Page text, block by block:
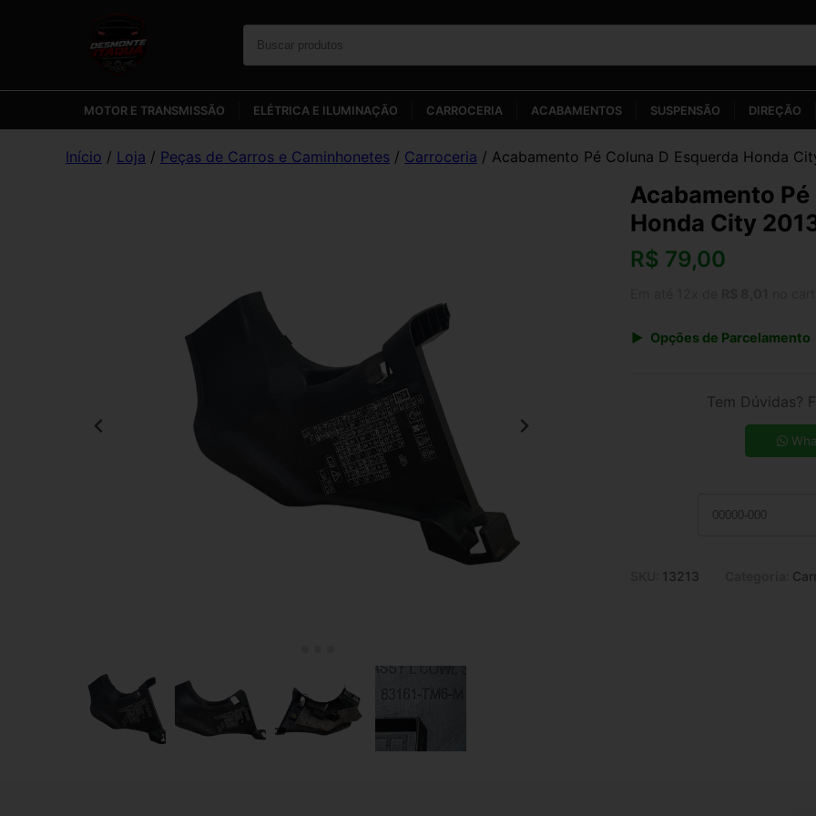
MOTOR E TRANSMISSÃO ELÉTRICA E ILUMINAÇÃO CARROCERIA ACABAMENTOS SUSPENSÃO DIREÇÃO
Início / Loja / Peças de Carros e Caminhonetes / Carroceria / Acabamento Pé Coluna D Esquerda Honda
Acabamento Pé
Honda City
R$ 79,00
Opções de Parcelamento
Tem Dúvidas?
13213